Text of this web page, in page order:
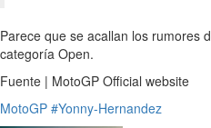
Parece que se acallan los rumores
categoría Open.
Fuente | MotoGP Official website
MotoGP #Yonny-Hernandez